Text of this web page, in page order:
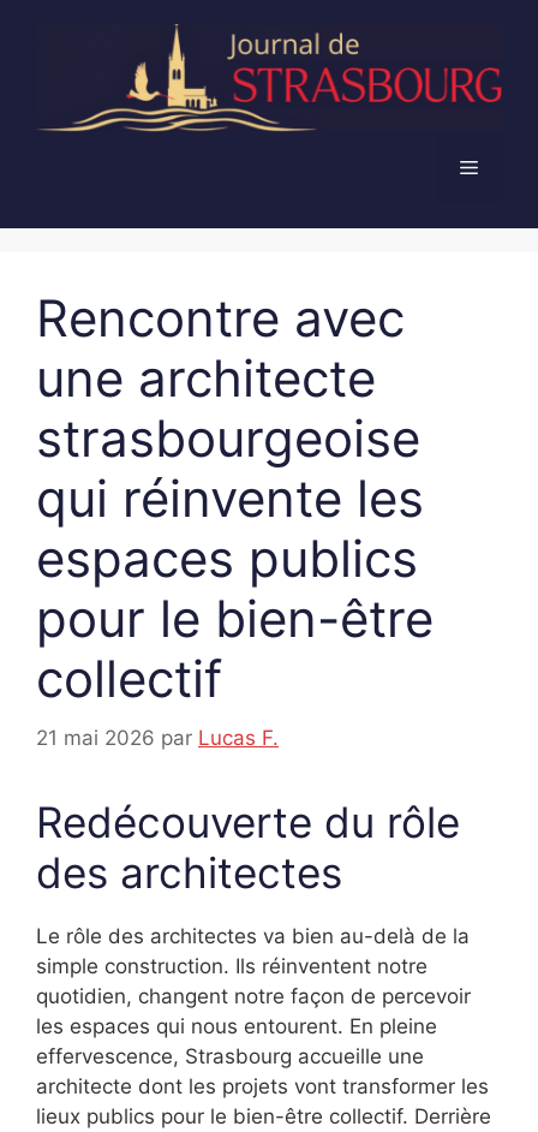
Menu
Rencontre avec
une architecte
strasbourgeoise
qui réinvente les
espaces publics
pour le bien-être
collectif
21 mai 2026 par Lucas F.
Redécouverte du rôle
des architectes
Le rôle des architectes va bien au-delà de la
simple construction. Ils réinventent notre
quotidien, changent notre façon de percevoir
les espaces qui nous entourent. En pleine
effervescence, Strasbourg accueille une
architecte dont les projets vont transformer les
lieux publics pour le bien-être collectif. Derrière